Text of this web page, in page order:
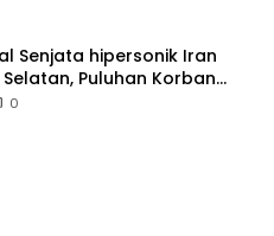
Senjata hipersonik Iran
Puluhan Korban
dan Ratusan Terluka
0